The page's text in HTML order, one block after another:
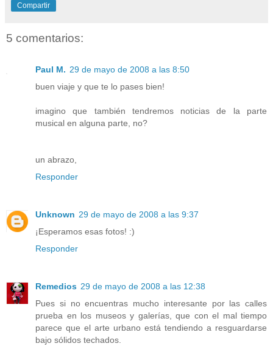
Compartir
5 comentarios:
Paul M. 29 de mayo de 2008 a las 8:50
buen viaje y que te lo pases bien!
imagino que también tendremos noticias de la parte
musical en alguna parte, no?
un abrazo,
Responder
Unknown 29 de mayo de 2008 a las 9:37
¡Esperamos esas fotos! :)
Responder
Remedios 29 de mayo de 2008 a las 12:38
Pues si no encuentras mucho interesante por las calles
prueba en los museos y galerías, que con el mal tiempo
parece que el arte urbano está tendiendo a resguardarse
bajo sólidos techados.